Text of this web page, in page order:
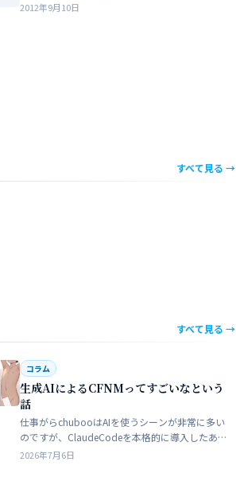
2012年9月10日
すべて見る →
すべて見る →
コラム
生成AIによるCFNMってすごいなという
話
仕事がらchubooはAIを使うシーンが非常に多い
のですが、ClaudeCodeを本格的に導入したあた
りから格段にやれることが多くなった。昔から
2026年7月6日